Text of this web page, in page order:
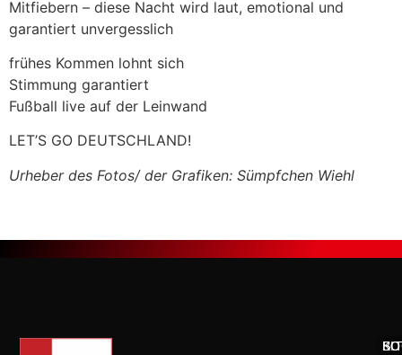
Mitfiebern – diese Nacht wird laut, emotional und
garantiert unvergesslich
frühes Kommen lohnt sich
Stimmung garantiert
Fußball live auf der Leinwand
LET’S GO DEUTSCHLAND!
Urheber des Fotos/ der Grafiken: Sümpfchen Wiehl